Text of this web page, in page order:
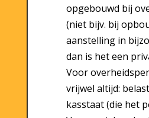
opgebouwd bij
(niet bijv. bij
aanstelling in
dan is het een
Voor
vrijwel altijd:
kasstaat (die het